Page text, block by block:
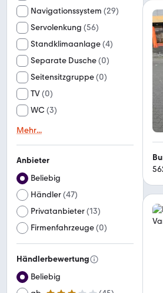
Navigationssystem (29)
Servolenkung (56)
Standklimaanlage(4)
Separate Dusche(0)
Seitensitzgruppe(0)
TV(0)
WC (3)
Mehr...
Anbieter
Beliebig
Händler(47)
Privatanbieter(13)
Firmenfahrzeuge(0)
Händlerbewertung
Beliebig